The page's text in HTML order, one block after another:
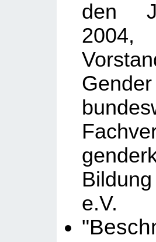
den
2004,
e.V.